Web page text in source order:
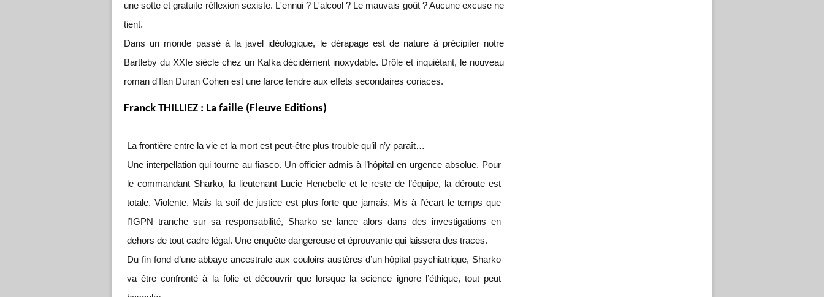
une sotte et gratuite réflexion sexiste. L'ennui ? L'alcool ? Le mauvais goût ? Aucune excuse ne
tient.
Dans un monde passé à la javel idéologique, le dérapage est de nature à précipiter notre
Bartleby du XXIe siècle chez un Kafka décidément inoxydable. Drôle et inquiétant, le nouveau
roman d'Ilan Duran Cohen est une farce tendre aux effets secondaires coriaces.
Franck THILLIEZ : La faille (Fleuve Editions)
La frontière entre la vie et la mort est peut-être plus trouble qu’il n’y paraît…
Une interpellation qui tourne au fiasco. Un officier admis à l’hôpital en urgence absolue. Pour
le commandant Sharko, la lieutenant Lucie Henebelle et le reste de l’équipe, la déroute est
totale. Violente. Mais la soif de justice est plus forte que jamais. Mis à l’écart le temps que
l’IGPN tranche sur sa responsabilité, Sharko se lance alors dans des investigations en
dehors de tout cadre légal. Une enquête dangereuse et éprouvante qui laissera des traces.
Du fin fond d’une abbaye ancestrale aux couloirs austères d’un hôpital psychiatrique, Sharko
va être confronté à la folie et découvrir que lorsque la science ignore l’éthique, tout peut